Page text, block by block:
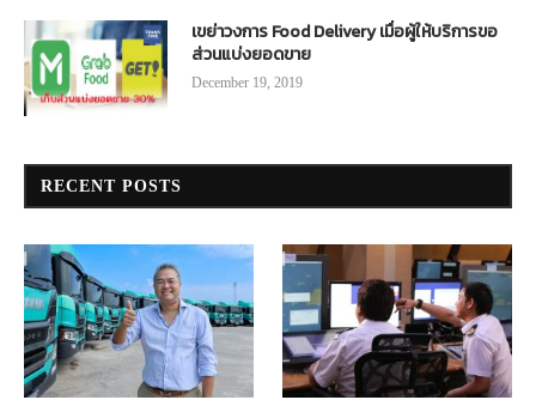
เขย่าวงการ Food Delivery เมื่อผู้ให้บริการขอ
ส่วนแบ่งยอดขาย
December 19, 2019
RECENT POSTS